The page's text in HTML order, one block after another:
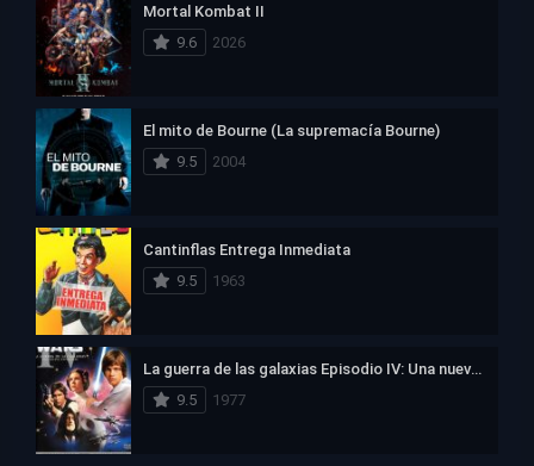
Mortal Kombat II
9.6
2026
El mito de Bourne (La supremacía Bourne)
9.5
2004
Cantinflas Entrega Inmediata
9.5
1963
La guerra de las galaxias Episodio IV: Una nueva esperanza
9.5
1977